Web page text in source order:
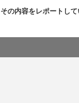
内容をレポートして